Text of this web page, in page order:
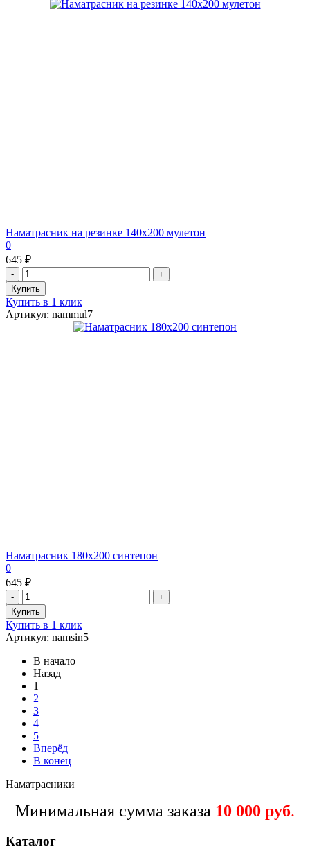
Наматрасник на резинке 140х200 мулетон
0
645 ₽
Купить в 1 клик
Артикул: nammul7
Наматрасник 180х200 синтепон
0
645 ₽
Купить в 1 клик
Артикул: namsin5
В начало
Назад
1
2
3
4
5
Вперёд
В конец
Наматрасники
Минимальная сумма заказа 10 000 руб.
Каталог